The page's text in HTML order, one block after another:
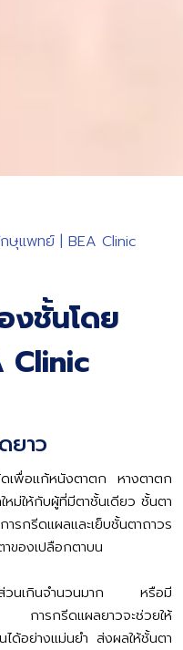
ษุแพทย์ | BEA Clinic
งชั้นโดย
Clinic
ยาว
เพื่อแก้หนังตาตก หางตาตก
ม่ให้กับผู้ที่มีตาชั้นเดียว ชั้นตา
กรีดแผลและเย็บชั้นตาถาวร
ของเปลือกตาบน
าส่วนเกินจำนวนมาก หรือมี
การกรีดแผลยาวจะช่วยให้
ได้อย่างแม่นยำ ส่งผลให้ชั้นตา